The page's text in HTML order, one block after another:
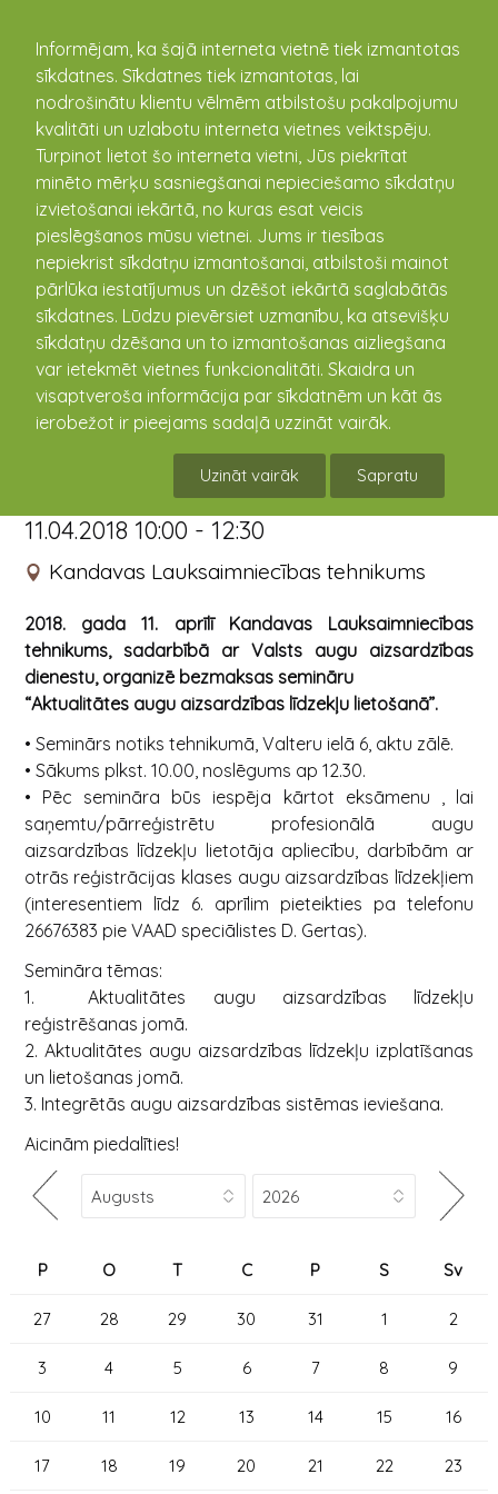
Informējam, ka šajā interneta vietnē tiek izmantotas
sīkdatnes. Sīkdatnes tiek izmantotas, lai
nodrošinātu klientu vēlmēm atbilstošu pakalpojumu
kvalitāti un uzlabotu interneta vietnes veiktspēju.
Turpinot lietot šo interneta vietni, Jūs piekrītat
minēto mērķu sasniegšanai nepieciešamo sīkdatņu
izvietošanai iekārtā, no kuras esat veicis
pieslēgšanos mūsu vietnei. Jums ir tiesības
nepiekrist sīkdatņu izmantošanai, atbilstoši mainot
pārlūka iestatījumus un dzēšot iekārtā saglabātās
sīkdatnes. Lūdzu pievērsiet uzmanību, ka atsevišķu
sīkdatņu dzēšana un to izmantošanas aizliegšana
var ietekmēt vietnes funkcionalitāti. Skaidra un
visaptveroša informācija par sīkdatnēm un kāt ās
ierobežot ir pieejams sadaļā uzzināt vairāk.
Uzināt vairāk Sapratu
kandava.lv
PASĀKUMU
KALENDĀRS
Seminārs “Aktualitātes augu
aizsardzības līdzekļu
11.04.2018 10:00 - 12:30
Kandavas Lauksaimniecības tehnikums
2018. gada 11. aprīlī Kandavas Lauksaimniecības
tehnikums, sadarbībā ar Valsts augu aizsardzības
dienestu, organizē bezmaksas semināru
“Aktualitātes augu aizsardzības līdzekļu lietošanā”.
• Seminārs notiks tehnikumā, Valteru ielā 6, aktu zālē.
• Sākums plkst. 10.00, noslēgums ap 12.30.
• Pēc semināra būs iespēja kārtot eksāmenu , lai
saņemtu/pārreģistrētu profesionālā augu
aizsardzības līdzekļu lietotāja apliecību, darbībām ar
otrās reģistrācijas klases augu aizsardzības līdzekļiem
(interesentiem līdz 6. aprīlim pieteikties pa telefonu
26676383 pie VAAD speciālistes D. Gertas).
Semināra tēmas:
1. Aktualitātes augu aizsardzības līdzekļu
reģistrēšanas jomā.
2. Aktualitātes augu aizsardzības līdzekļu izplatīšanas
un lietošanas jomā.
3. Integrētās augu aizsardzības sistēmas ieviešana.
Aicinām piedalīties!
P O T C P S Sv
27 28 29 30 31 1 2
3 4 5 6 7 8 9
10 11 12 13 14 15 16
17 18 19 20 21 22 23